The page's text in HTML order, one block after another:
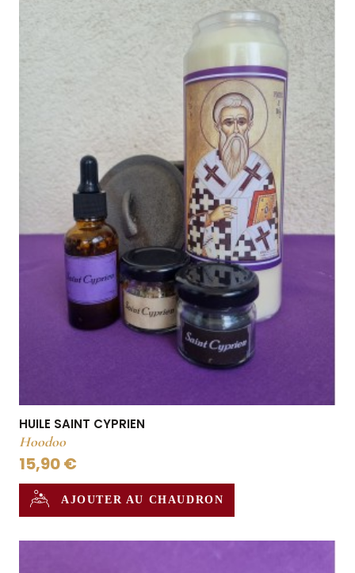
HUILE SAINT CYPRIEN
Hoodoo
15,90 €
AJOUTER AU CHAUDRON